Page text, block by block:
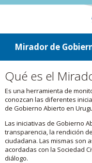
ir a contenido
ir al menú
Mirador de
Qué es el
Es una herramienta de
conozcan las diferentes
de Gobierno Abierto en
Las iniciativas de Gobierno
transparencia, la rendición
ciudadana. Las mismas son
acordadas con la Sociedad
diálogo.